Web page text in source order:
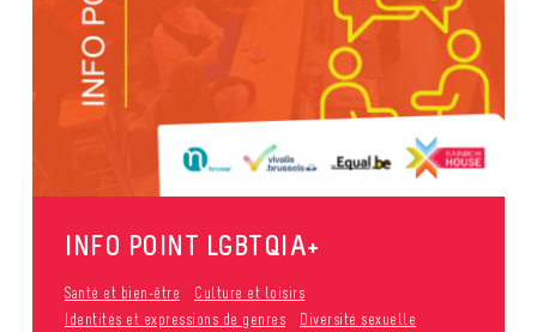
INFO POINT LGBTQIA+
Santé et bien-être
Culture et loisirs
Identités et expressions de genres
Diversité sexuelle